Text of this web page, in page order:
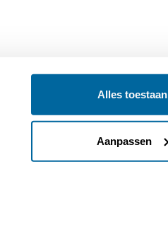
Alles toestaan
Aanpassen
Colofon